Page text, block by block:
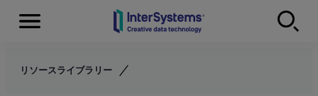
Skip to content
Menu
リソースライブラリー